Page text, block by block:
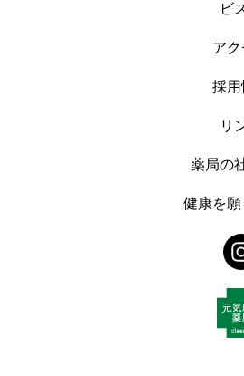
ビ
アク
採用
リ
薬局の
健康を